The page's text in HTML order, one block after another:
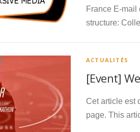
France E-mail
structure:
ACTUALITÉS
[Event]
Cet article est
page. This